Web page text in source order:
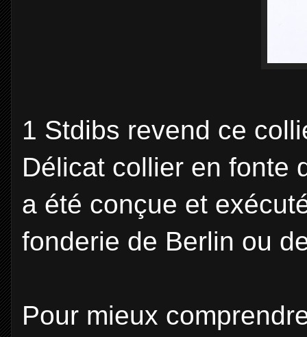
1 Stdibs revend ce
Délicat collier en fonte
a été conçue et
fonderie de Berlin ou
Pour mieux